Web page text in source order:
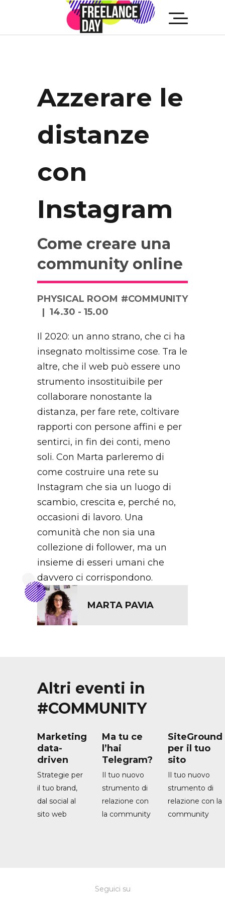
Azzerare le
distanze
con
Instagram
Come creare una
community online
PHYSICAL ROOM
14.30 - 15.00
#COMMUNITY
Il 2020: un anno strano, che ci ha
insegnato moltissime cose. Tra le
altre, che il web può essere uno
strumento insostituibile per
collaborare nonostante la
distanza, per fare rete, coltivare
rapporti con persone affini e per
sentirci, in fin dei conti, meno
soli. Con Marta parleremo di
come costruire una rete su
Instagram che sia un luogo di
scambio, crescita e, perché no,
occasioni di lavoro. Una
comunità che non sia una
collezione di follower, ma un
insieme di esseri umani che
davvero ci corrispondono.
MARTA PAVIA
Altri eventi in
#COMMUNITY
Marketing
data-
driven
Strategie per
il tuo brand,
dal social al
sito web
Ma tu ce
l’hai
Telegram?
Il tuo nuovo
strumento di
relazione con
la community
SiteGround
per il tuo
sito
Il tuo nuovo
strumento di
relazione con la
community
Seguici su